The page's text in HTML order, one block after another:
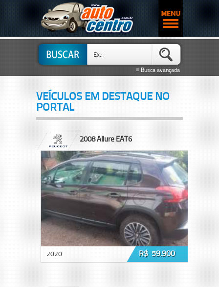
≡ Busca avançada
VEÍCULOS EM DESTAQUE NO
PORTAL
2008 Allure EAT6
2020 R$ 59.900